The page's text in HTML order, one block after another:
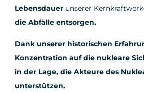
Lebensdauer unserer
die Abfälle entsorgen.
Dank unserer historischen
Konzentration auf die nukleare
in der Lage, die Akteure des
unterstützen.